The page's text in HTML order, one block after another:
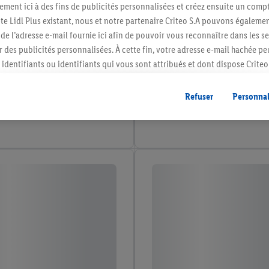
ici à des fins de publicités personnalisées et créez ensuite un
Lidl Plus existant, nous et notre partenaire Criteo S.A pouvons
l’adresse e-mail fournie ici afin de pouvoir vous reconnaître dans les
publicités personnalisées. À cette fin, votre adresse e-mail hachée
identifiants ou identifiants qui vous sont attribués et dont dispose Criteo
(par exemple en plaçant le produit dans un panier d’un webshop
être affichées sur plusieurs apppareils et plusieurs services de Lidl si
peuvent vous être attribués en utilisant votre adresse e-mail hachée et,
Refuser